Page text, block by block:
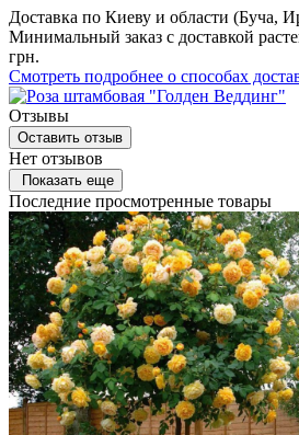
Доставка по Киеву и области (Буча,
Минимальный заказ с доставкой
грн.
Смотреть подробнее о способах
Отзывы
Оставить отзыв
Нет отзывов
Показать еще
Последние просмотренные товары